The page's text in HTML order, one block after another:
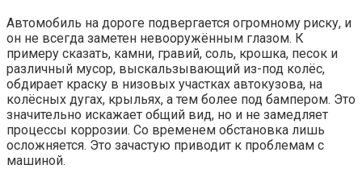
Автомобиль на дороге подвергается огромному риску, и
он не всегда заметен невооружённым глазом. К
примеру сказать, камни, гравий, соль, крошка, песок и
различный мусор, выскальзывающий из-под колёс,
обдирает краску в низовых участках автокузова, на
колёсных дугах, крыльях, а тем более под бампером. Это
значительно искажает общий вид, но и не замедляет
процессы коррозии. Со временем обстановка лишь
осложняется. Это зачастую приводит к проблемам с
машиной.